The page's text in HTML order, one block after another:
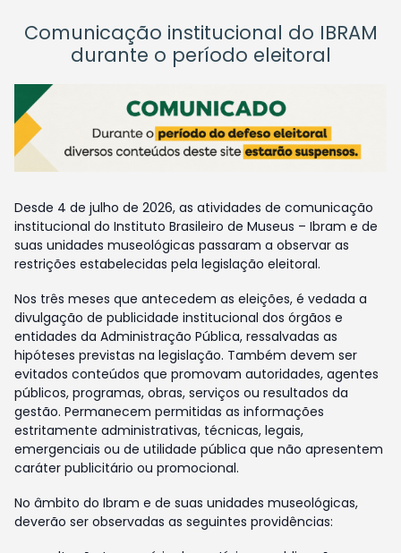
Comunicação institucional do IBRAM
durante o período eleitoral
Desde 4 de julho de 2026, as atividades de comunicação
institucional do Instituto Brasileiro de Museus – Ibram e de
suas unidades museológicas passaram a observar as
restrições estabelecidas pela legislação eleitoral.
Nos três meses que antecedem as eleições, é vedada a
divulgação de publicidade institucional dos órgãos e
entidades da Administração Pública, ressalvadas as
hipóteses previstas na legislação. Também devem ser
evitados conteúdos que promovam autoridades, agentes
públicos, programas, obras, serviços ou resultados da
gestão. Permanecem permitidas as informações
estritamente administrativas, técnicas, legais,
emergenciais ou de utilidade pública que não apresentem
caráter publicitário ou promocional.
No âmbito do Ibram e de suas unidades museológicas,
deverão ser observadas as seguintes providências: